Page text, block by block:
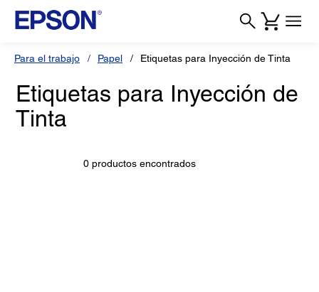
Para el trabajo Papel Etiquetas para Inyección de Tinta
Etiquetas para Inyección de
Tinta
0 productos encontrados